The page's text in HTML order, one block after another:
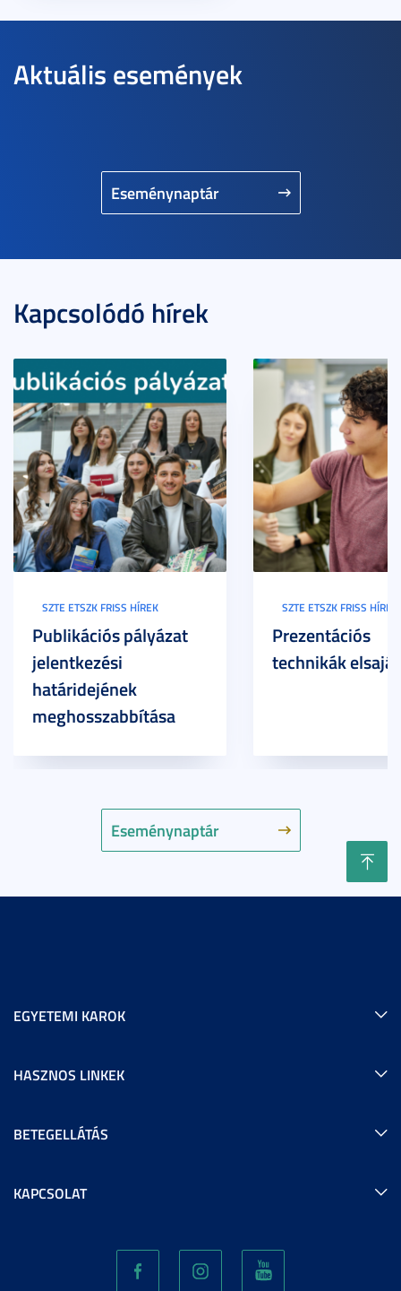
Aktuális események
Eseménynaptár
Kapcsolódó hírek
Eseménynaptár
SZTE ETSZK FRISS HÍREK
Publikációs pályázat
jelentkezési
határidejének
meghosszabbítása
SZTE ETSZK FRISS HÍREK
Prezentációs
technikák
EGYETEMI KAROK
HASZNOS LINKEK
BETEGELLÁTÁS
KAPCSOLAT